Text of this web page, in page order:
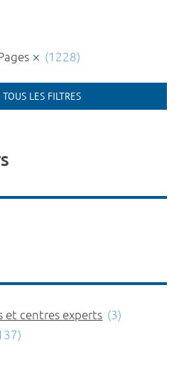
(1228)
TOUS LES FILTRES
et centres experts (3)